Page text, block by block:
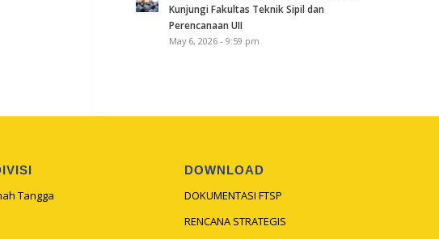
Kunjungi Fakultas Teknik Sipil dan
Perencanaan UII
May 6, 2026 - 9:59 pm
Tangga
DOWNLOAD
DOKUMENTASI FTSP
RENCANA STRATEGIS